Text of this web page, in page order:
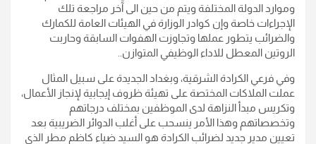
وموارد الدولة المختلفة ويتم من حين الى آخر مراجعة تلك
الإجراءات خاصة وإن كوادر الوزارة في الهيئات العامة للكمارك
والضرائب يتطور عملها وتجاوزت الهفوات السابقة وحاربت
الروتين المعطل للاداء الوظيفي المتوازن..
وفي فرعي الكرادة الشرقية، وبغداد الجديدة على سبيل المثال
عملت الملاكات المختصة على تهيئة ظروف إيجابية لإنجاز الأعمال،
وتكريس مبدأ النزاهة لدى الموظفين بمختلف درجاتهم
وتخصصاتهم وهذا الأمر ينسحب على أغلب الدوائر الضريبية بعد
تعيين مدير جديد لضرائب الكرادة هو السيد ضياء كاظم مطر الذي